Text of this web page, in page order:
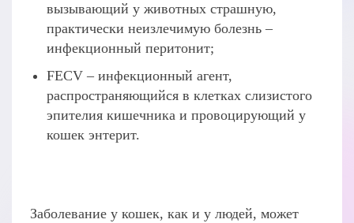
вызывающий у животных страшную,
практически неизлечимую болезнь –
инфекционный перитонит;
FECV – инфекционный агент,
распространяющийся в клетках слизистого
эпителия кишечника и провоцирующий у
кошек энтерит.
Заболевание у кошек, как и у людей, может